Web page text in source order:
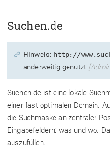
Suchen.de
Hinweis: http://
anderweitig genutzt
Suchen.de ist eine lokale
einer fast optimalen Domain.
die Suchmaske an zentraler
Eingabefeldern: was und wo.
auszufüllen.